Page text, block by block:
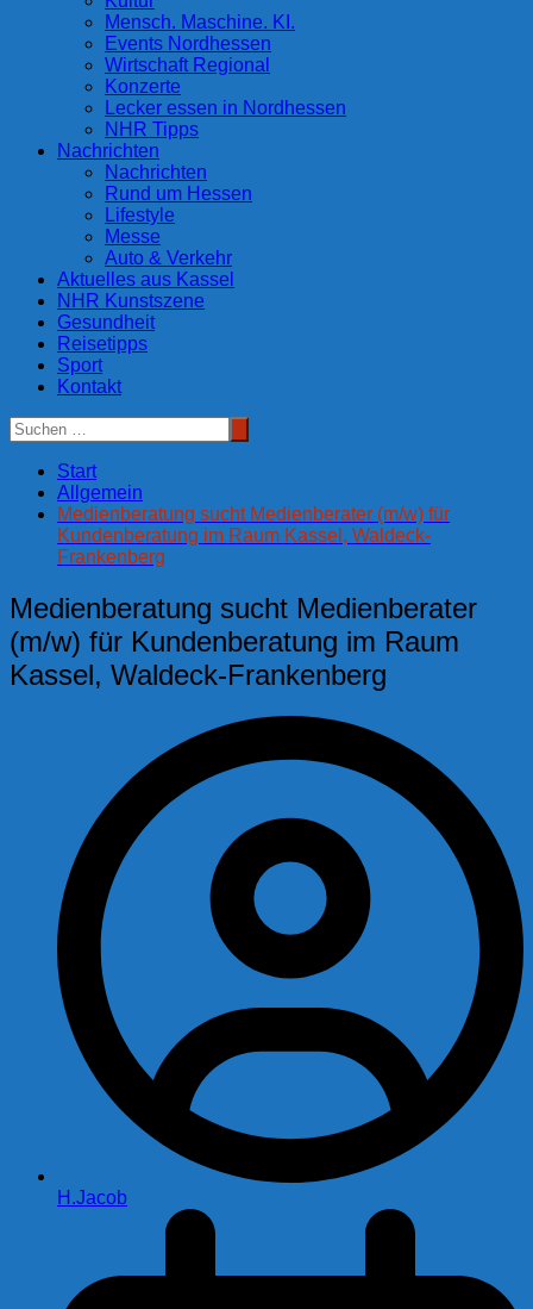
Mensch. Maschine. KI.
Events Nordhessen
Wirtschaft Regional
Konzerte
Lecker essen in Nordhessen
NHR Tipps
Nachrichten
Nachrichten
Rund um Hessen
Lifestyle
Messe
Auto & Verkehr
Aktuelles aus Kassel
NHR Kunstszene
Gesundheit
Reisetipps
Sport
Kontakt
Start
Allgemein
Medienberatung sucht Medienberater (m/w) für
Kundenberatung im Raum Kassel, Waldeck-
Frankenberg
Medienberatung sucht Medienberater
(m/w) für Kundenberatung im Raum
Kassel, Waldeck-Frankenberg
H.Jacob